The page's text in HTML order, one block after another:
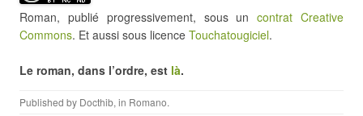
Roman, publié progressivement, sous uncontrat Creative
Commons. Et aussi sous licence Touchatougiciel.
Le roman, dans l’ordre, est là.
Published by Docthib, in Romano.